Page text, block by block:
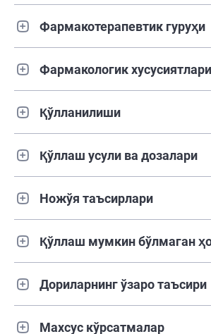
Фармакотерапевтик гуруҳи
Фармакологик хусусиятлари
Қўлланилиши
Қўллаш усули ва дозалари
Ножўя таъсирлари
Қўллаш мумкин бўлмаган
Дориларнинг ўзаро таъсири
Махсус кўрсатмалар